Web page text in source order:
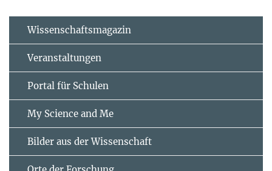
Wissenschaftsmagazin
Veranstaltungen
Portal für Schulen
My Science and Me
Bilder aus der Wissenschaft